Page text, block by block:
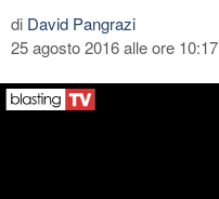
di David Pangrazi
25 agosto 2016 alle ore 10:17